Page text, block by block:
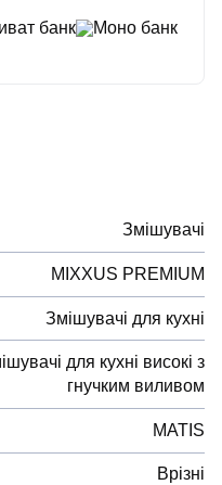
банк
Моно банк
Змішувачі
MIXXUS PREMIUM
Змішувачі для кухні
для кухні високі з
гнучким виливом
MATIS
Врізні